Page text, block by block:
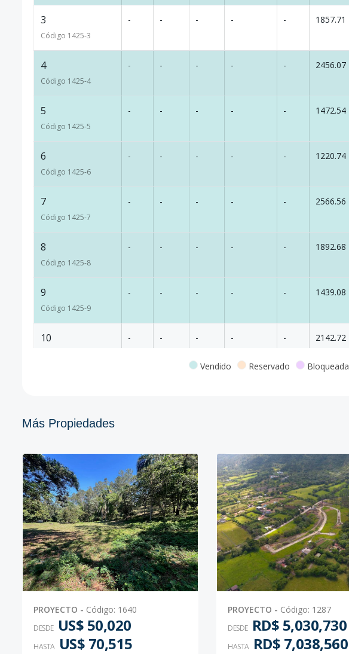
3
Código 1425-3
- - - - - 1857.71
4
Código 1425-4
- - - - - 2456.07
5
Código 1425-5
- - - - - 1472.54
6
Código 1425-6
- - - - - 1220.74
7
Código 1425-7
- - - - - 2566.56
8
Código 1425-8
- - - - - 1892.68
9
Código 1425-9
- - - - - 1439.08
10 - - - - - 2142.72
12
13
Código1425-13
- - - - - 2000.54
14H
Código1425-14
- - - - - 1029.24
15
Código1425-16
- - - - - 3524.47
16
Código1425 -17
- - - 1074.98
Vendido Reservado Bloqueada
Más Propiedades
PROYECTO - Código: 1640
DESDE US$ 50,020
HASTA US$ 70,515
PROYECTO - Código: 1287
DESDE RD$ 5,030,730
HASTA RD$ 7,038,560